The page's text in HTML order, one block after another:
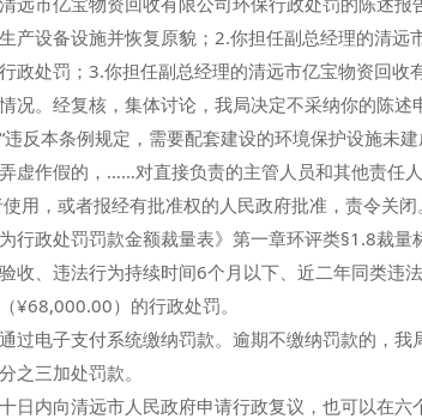
产设备设施并恢复原貌；2.你担任副总经理的清远
政处罚；3.你担任副总经理的清远市亿宝物资回收
。经复核，集体讨论，我局决定不采纳你的陈述
本条例规定，需要配套建设的环境保护设施未建
虚作假的，……对直接负责的主管人员和其他责任
用，或者报经有批准权的人民政府批准，责令关
行政处罚罚款金额裁量表》第一章环评类§1.8裁
收、违法行为持续时间6个月以下、近二年同类违
¥68,000.00）的行政处罚。
电子支付系统缴纳罚款。逾期不缴纳罚款的，我
之三加处罚款。
内向清远市人民政府申请行政复议，也可以在六